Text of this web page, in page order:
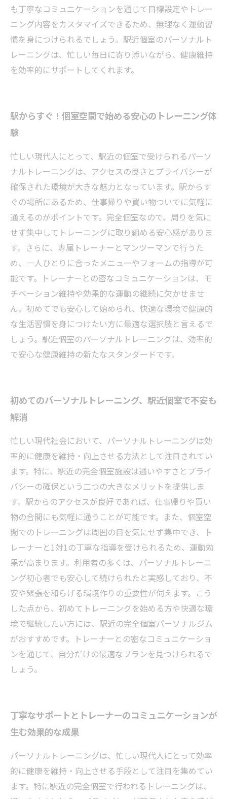
も丁寧なコミュニケーションを通じて目標設定やトレー
ニング内容をカスタマイズできるため、無理なく運動習
慣を身につけられるでしょう。駅近個室のパーソナルト
レーニングは、忙しい毎日に寄り添いながら、健康維持
を効率的にサポートしてくれます。
駅からすぐ！個室空間で始める安心のトレーニング体
験
忙しい現代人にとって、駅近の個室で受けられるパーソ
ナルトレーニングは、アクセスの良さとプライバシーが
確保された環境が大きな魅力となっています。駅からす
ぐの場所にあるため、仕事帰りや買い物ついでに気軽に
通えるのがポイントです。完全個室なので、周りを気に
せず集中してトレーニングに取り組める安心感がありま
す。さらに、専属トレーナーとマンツーマンで行うた
め、一人ひとりに合ったメニューやフォームの指導が可
能です。トレーナーとの密なコミュニケーションは、モ
チベーション維持や効果的な運動の継続に欠かせませ
ん。初めてでも安心して始められ、快適な環境で健康的
な生活習慣を身につけたい方に最適な選択肢と言えるで
しょう。駅近個室のパーソナルトレーニングは、効率的
で安心な健康維持の新たなスタンダードです。
初めてのパーソナルトレーニング、駅近個室で不安も
解消
忙しい現代社会において、パーソナルトレーニングは効
率的に健康を維持・向上させる方法として注目されてい
ます。特に、駅近の完全個室施設は通いやすさとプライ
バシーの確保という二つの大きなメリットを提供しま
す。駅からのアクセスが良好であれば、仕事帰りや買い
物の合間にも気軽に通うことが可能です。また、個室空
間でのトレーニングは周囲の目を気にせず集中でき、ト
レーナーと1対1の丁寧な指導を受けられるため、運動効
果が高まります。利用者の多くは、パーソナルトレーニ
ング初心者でも安心して続けられたと実感しており、不
安や緊張を和らげる環境作りの重要性が伺えます。こう
した点から、初めてトレーニングを始める方や快適な環
境で継続したい方には、駅近の完全個室パーソナルジム
がおすすめです。トレーナーとの密なコミュニケーショ
ンを通じて、自分だけの最適なプランを見つけられるで
しょう。
丁寧なサポートとトレーナーのコミュニケーションが
生む効果的な成果
パーソナルトレーニングは、忙しい現代人にとって効率
的に健康を維持・向上させる手段として注目を集めてい
ます。特に駅近の完全個室で行われるトレーニングは、